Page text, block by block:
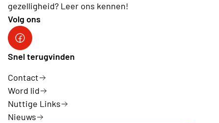
gezelligheid? Leer ons kennen!
Volg ons
Neos Ardooie-Koolskamp
Snel terugvinden
Contact
Word lid
Nuttige Links
Nieuws